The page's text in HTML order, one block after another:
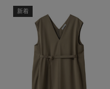
ニット
コート
ルームウェア・パジャマ
ブーツ
ボディバッグ・ウェス
クラッチバッグ
アイウェア
ベルト
リング
コサージュ・ブローチ
シューズ
バッグ・小物
水着・スイムウェア
CONTENTS
特集一覧
NEW IN BRAND
CATEGORY
ウェア,ワンピース・
COLOR
PATTERN
新着